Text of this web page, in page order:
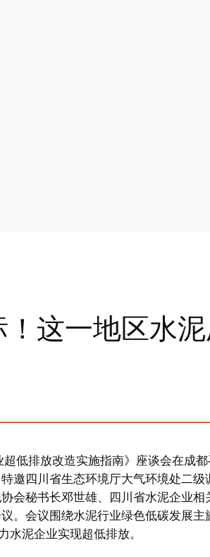
这一地区水
低排放改造实施指南》座谈会在成都
邀四川省生态环境厅大气环境处二级
会秘书长邓世雄、四川省水泥企业相
。会议围绕水泥行业绿色低碳发展主
水泥企业实现超低排放。